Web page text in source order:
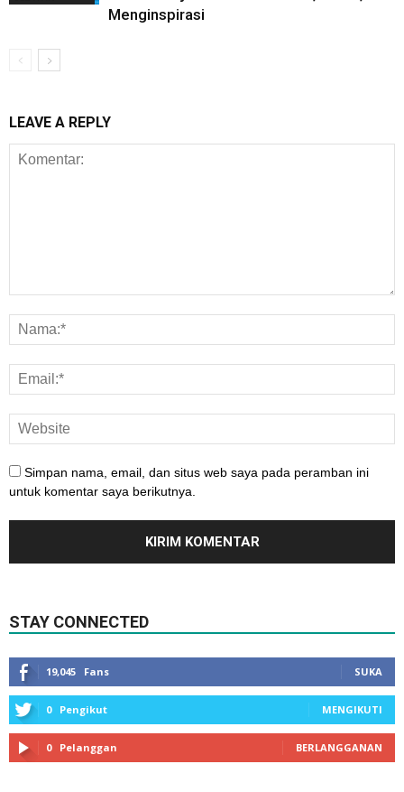
Menginspirasi
LEAVE A REPLY
Simpan nama, email, dan situs web saya pada peramban ini
untuk komentar saya berikutnya.
STAY CONNECTED
19,045 Fans SUKA
0 Pengikut MENGIKUTI
0 Pelanggan BERLANGGANAN